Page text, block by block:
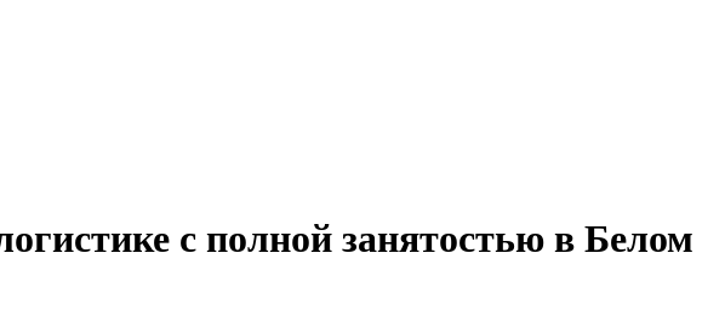
с полной занятостью в Белом